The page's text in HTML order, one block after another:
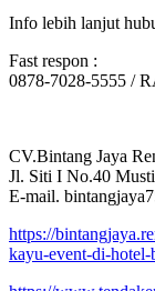
Info lebih lanjut
Fast respon :
0878-7028-5555 /
CV.Bintang Jaya
Jl. Siti I No.40
E-mail.
https://
kayu-event-di-hotel-